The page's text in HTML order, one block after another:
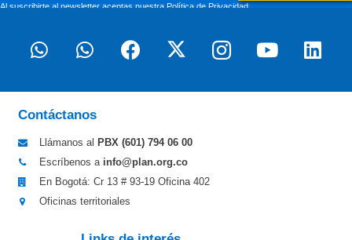
Al suscribirte al newsletter aceptas nuestraPolítica de Privacidad
Contáctanos
Llámanos al PBX (601) 794 06 00
Escríbenos a info@plan.org.co
En Bogotá: Cr 13 # 93-19 Oficina 402
Oficinas territoriales